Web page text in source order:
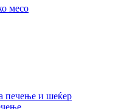
месо
печење и шеќер